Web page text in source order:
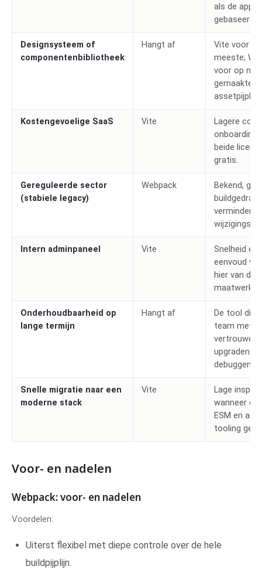
als de app
gebaseerd
Designsysteem of
componentenbibliotheek
Hangt af
Vite voor de
meeste;
voor op
gemaakte
Kostengevoelige SaaS Vite
Lagere
beide
gratis.
Gereguleerde sector
(stabiele legacy)
Webpack
Bekend,
buildgedrag
vermindert
Intern adminpaneel Vite
Snelheid en
eenvoud
hier van diep
maatwerk.
Onderhoudbaarheid op
lange termijn
Hangt af
De tool die
team met
vertrouwen
upgraden en
debuggen.
Snelle migratie naar een
moderne stack
Vite
Lage
wanneer de
ESM en
tooling
Voor- en nadelen
Webpack: voor- en nadelen
Voordelen:
Uiterst flexibel met diepe controle over de hele
buildpijplijn.